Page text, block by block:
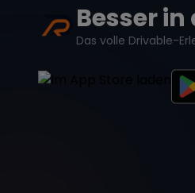
Besser
Das volle Drivable-